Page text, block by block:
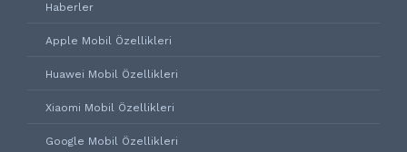
Haberler
Apple Mobil Özellikleri
Huawei Mobil Özellikleri
Xiaomi Mobil Özellikleri
Google Mobil Özellikleri